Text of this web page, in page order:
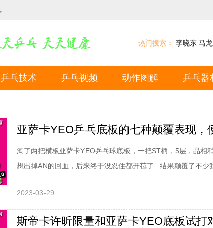
热门搜索： 李晓东 马龙
乒乓技术 乒乓视频 动作图解 乒乓器
亚萨卡YEO乒乓底板的七种颠覆表现，
淘了两把横板亚萨卡YEO乒乓球底板，一把ST柄，5层，品相
想出掉AN的回血，后来终于没忍住都开苞了...结果颠覆了不
点气孔，云杉稍密而已，但也打不出来明显的区别，我是站稳
谓6层底劲好一些的感觉，所以（品
2023-03-29
斯帝卡许昕限量和亚萨卡YEO底板试打